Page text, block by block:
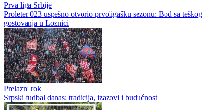
Prva liga Srbije
Proleter 023 uspešno otvorio prvoligašku sezonu: Bod sa teškog
gostovanja u Loznici
Prelazni rok
Srpski fudbal danas: tradicija, izazovi i budućnost